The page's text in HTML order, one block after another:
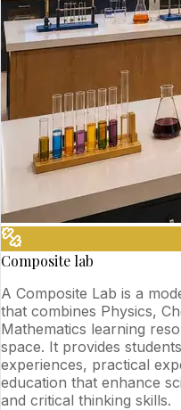
Composite lab
A Composite Lab is a
that combines Physics,
Mathematics learning
space. It provides
experiences, practical
education that enhance
and critical thinking skills.